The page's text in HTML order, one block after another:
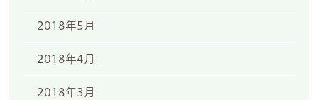
2018年5月
2018年4月
2018年3月